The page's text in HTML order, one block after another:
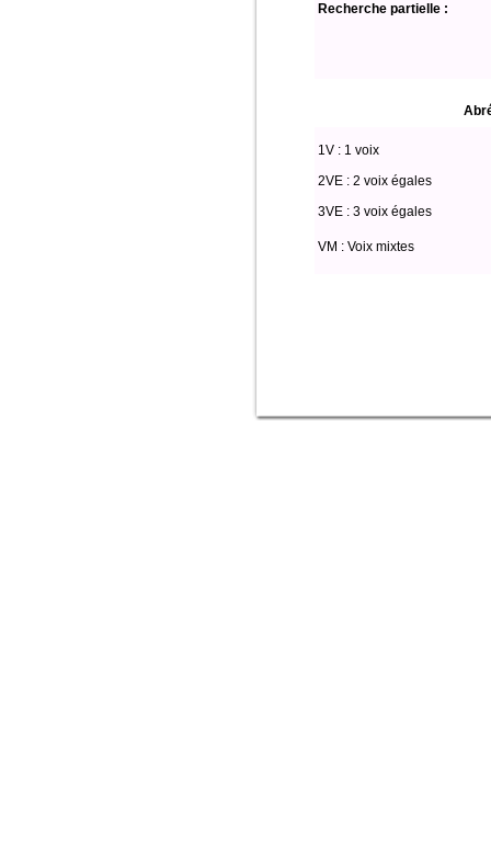
Recherche partielle :
1V : 1 voix
2VE : 2 voix égales
3VE : 3 voix égales
VM : Voix mixtes